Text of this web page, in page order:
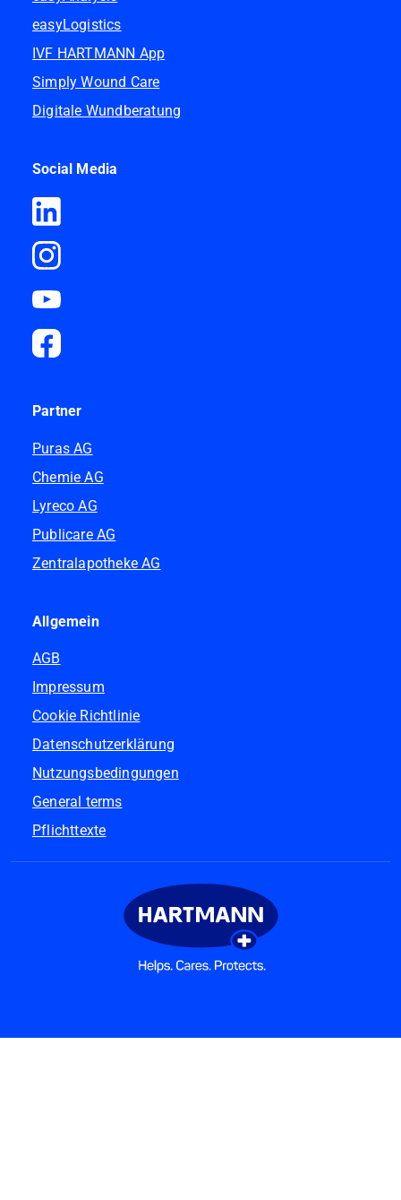
easyLogistics
IVF HARTMANN App
Simply Wound Care
Digitale Wundberatung
Social Media
Partner
Puras AG
Chemie AG
Lyreco AG
Publicare AG
Zentralapotheke AG
Allgemein
AGB
Impressum
Cookie Richtlinie
Datenschutzerklärung
Nutzungsbedingungen
General terms
Pflichttexte